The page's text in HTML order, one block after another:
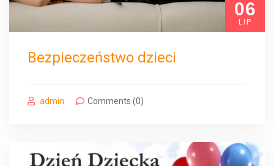
06
LIP
Bezpieczeństwo dzieci
admin Comments (0)